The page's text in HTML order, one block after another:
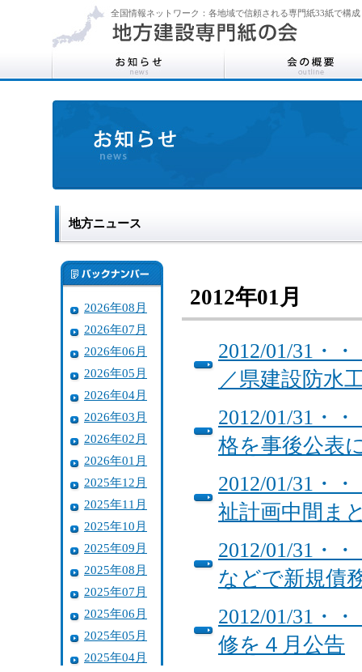
全国情報ネットワーク：各地域で信頼される専門紙33紙で構成
地方ニュース
2026年08月
2026年07月
2026年06月
2026年05月
2026年04月
2026年03月
2026年02月
2026年01月
2025年12月
2025年11月
2025年10月
2025年09月
2025年08月
2025年07月
2025年06月
2025年05月
2025年04月
2012年01月
2012/01/31・
／県建設防水
2012/01/31・
格を事後公
2012/01/31・
祉計画中間ま
2012/01/31・
などで新規債
2012/01/31・
修を４月公告